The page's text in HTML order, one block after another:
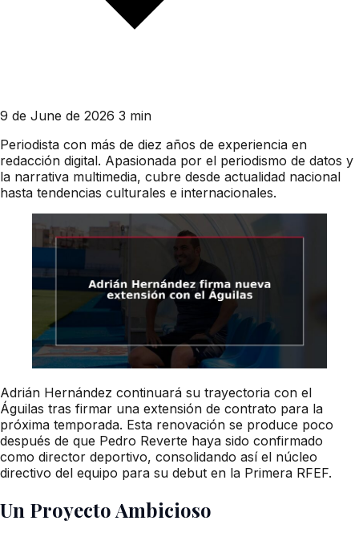
9 de June de 2026 3 min
Periodista con más de diez años de experiencia en
redacción digital. Apasionada por el periodismo de datos y
la narrativa multimedia, cubre desde actualidad nacional
hasta tendencias culturales e internacionales.
Adrián Hernández continuará su trayectoria con el
Águilas tras firmar una extensión de contrato para la
próxima temporada. Esta renovación se produce poco
después de que Pedro Reverte haya sido confirmado
como director deportivo, consolidando así el núcleo
directivo del equipo para su debut en la Primera RFEF.
Un Proyecto Ambicioso